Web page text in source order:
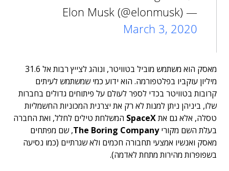
— Elon Musk (@elonmusk)
March 3, 2020
מאסק הוא משתמש מוביל בטוויטר, ונוהג לצייץ רבות אל 31.6
מיליון עוקביו בפלטפורמה. הוא ידוע כמי שמשתמש לעיתים
קרובות בטוויטר בכדי לספר לעולם על פיתוחים גדולים בחברות
שלו, ביניהן ניתן למנות לא רק את יצרנית המכוניות החשמליות
טסלה, אלא גם אתSpaceX המשלחת טילים לחלל, ואת החברה
בעלת השם מקוריThe Boring Company, שם מפתחים
מאסק ואנשיו אמצעי תחבורה חכמים ולא שגרתיים (כמו נסיעה
בשפופרות מהירות מתחת לאדמה).